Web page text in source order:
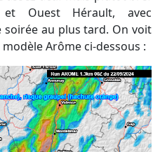
Ouest Hérault, avec
au plus tard. On voit
Arôme ci-dessous :